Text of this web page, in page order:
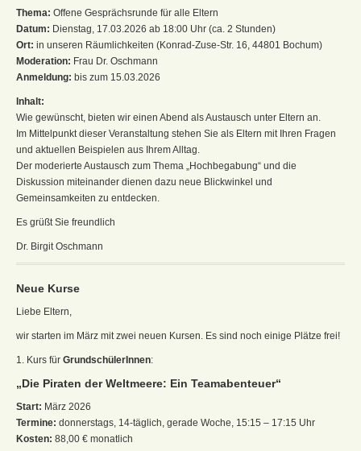
Thema: Offene Gesprächsrunde für alle Eltern
Datum: Dienstag, 17.03.2026 ab 18:00 Uhr (ca. 2 Stunden)
Ort: in unseren Räumlichkeiten (Konrad-Zuse-Str. 16, 44801 Bochum)
Moderation: Frau Dr. Oschmann
Anmeldung: bis zum 15.03.2026
Inhalt:
Wie gewünscht, bieten wir einen Abend als Austausch unter Eltern an.
Im Mittelpunkt dieser Veranstaltung stehen Sie als Eltern mit Ihren Fragen
und aktuellen Beispielen aus Ihrem Alltag.
Der moderierte Austausch zum Thema „Hochbegabung“ und die
Diskussion miteinander dienen dazu neue Blickwinkel und
Gemeinsamkeiten zu entdecken.
Es grüßt Sie freundlich
Dr. Birgit Oschmann
Neue Kurse
Liebe Eltern,
wir starten im März mit zwei neuen Kursen. Es sind noch einige Plätze frei!
1. Kurs für GrundschülerInnen:
„Die Piraten der Weltmeere: Ein Teamabenteuer“
Start: März 2026
Termine: donnerstags, 14-täglich, gerade Woche, 15:15 – 17:15 Uhr
Kosten: 88,00 € monatlich